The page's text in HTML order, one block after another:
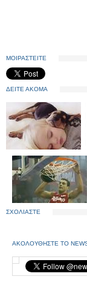
ΜΟΙΡΑΣΤΕΙΤΕ
ΔΕΙΤΕ ΑΚΟΜΑ
ΣΧΟΛΙΑΣΤΕ
ΑΚΟΛΟΥΘΗΣΤΕ ΤΟ